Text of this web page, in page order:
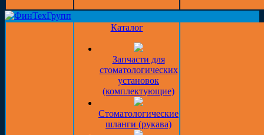
Каталог
Запчасти для
стоматологических
установок
(комплектующие)
Стоматологические
шланги (рукава)